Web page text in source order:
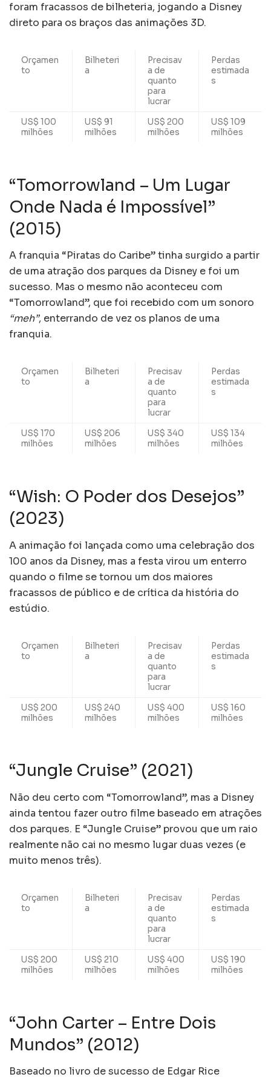
foram fracassos de bilheteria, jogando a Disney
direto para os braços das animações 3D.
Orçamen
to
Bilheteri
a
Precisav
a de
quanto
para
lucrar
Perdas
estimada
s
US$ 100
milhões
US$ 91
milhões
US$ 200
milhões
US$ 109
milhões
“Tomorrowland – Um Lugar
Onde Nada é Impossível”
(2015)
A franquia “Piratas do Caribe” tinha surgido a partir
de uma atração dos parques da Disney e foi um
sucesso. Mas o mesmo não aconteceu com
“Tomorrowland”, que foi recebido com um sonoro
“meh”, enterrando de vez os planos de uma
franquia.
Orçamen
to
Bilheteri
a
Precisav
a de
quanto
para
lucrar
Perdas
estimada
s
US$ 170
milhões
US$ 206
milhões
US$ 340
milhões
US$ 134
milhões
“Wish: O Poder dos Desejos”
(2023)
A animação foi lançada como uma celebração dos
100 anos da Disney, mas a festa virou um enterro
quando o filme se tornou um dos maiores
fracassos de público e de crítica da história do
estúdio.
Orçamen
to
Bilheteri
a
Precisav
a de
quanto
para
lucrar
Perdas
estimada
s
US$ 200
milhões
US$ 240
milhões
US$ 400
milhões
US$ 160
milhões
“Jungle Cruise” (2021)
Não deu certo com “Tomorrowland”, mas a Disney
ainda tentou fazer outro filme baseado em atrações
dos parques. E “Jungle Cruise” provou que um raio
realmente não cai no mesmo lugar duas vezes (e
muito menos três).
Orçamen
to
Bilheteri
a
Precisav
a de
quanto
para
lucrar
Perdas
estimada
s
US$ 200
milhões
US$ 210
milhões
US$ 400
milhões
US$ 190
milhões
“John Carter – Entre Dois
Mundos” (2012)
Baseado no livro de sucesso de Edgar Rice